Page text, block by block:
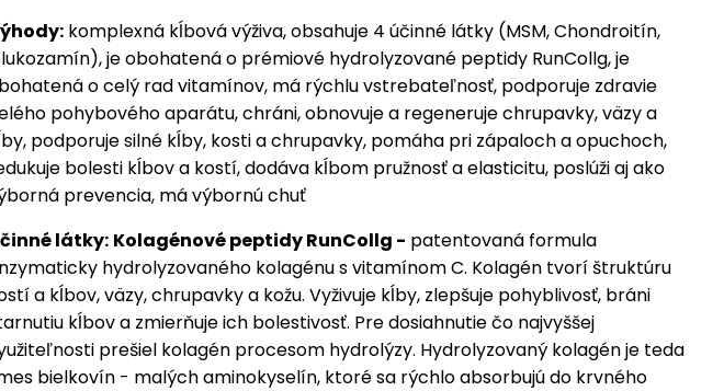
komplexná kĺbová výživa, obsahuje 4 účinné látky (MSM, Chondroitín,
je obohatená o prémiové hydrolyzované peptidy RunCollg, je
o celý rad vitamínov, má rýchlu vstrebateľnosť, podporuje zdravie
pohybového aparátu, chráni, obnovuje a regeneruje chrupavky, väzy a
podporuje silné kĺby, kosti a chrupavky, pomáha pri zápaloch a opuchoch,
bolesti kĺbov a kostí, dodáva kĺbom pružnosť a elasticitu, poslúži aj ako
prevencia, má výbornú chuť
látky: Kolagénové peptidy RunCollg - patentovaná formula
hydrolyzovaného kolagénu s vitamínom C. Kolagén tvorí štruktúru
a kĺbov, väzy, chrupavky a kožu. Vyživuje kĺby, zlepšuje pohyblivosť, bráni
kĺbov a zmierňuje ich bolestivosť. Pre dosiahnutie čo najvyššej
prešiel kolagén procesom hydrolýzy. Hydrolyzovaný kolagén je teda
bielkovín - malých aminokyselín, ktoré sa rýchlo absorbujú do krvného